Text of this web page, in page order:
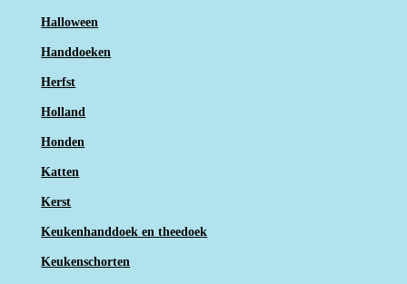
Halloween
Handdoeken
Herfst
Holland
Honden
Katten
Kerst
Keukenhanddoek en theedoek
Keukenschorten